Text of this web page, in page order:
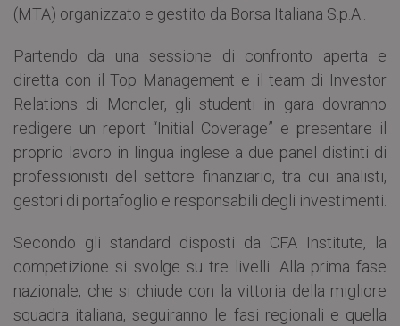
(MTA) organizzato e gestito da Borsa Italiana S.p.A..
Partendo da una sessione di confronto aperta e
diretta con il Top Management e il team di Investor
Relations di Moncler, gli studenti in gara dovranno
redigere un report “Initial Coverage” e presentare il
proprio lavoro in lingua inglese a due panel distinti di
professionisti del settore finanziario, tra cui analisti,
gestori di portafoglio e responsabili degli investimenti.
Secondo gli standard disposti da CFA Institute, la
competizione si svolge su tre livelli. Alla prima fase
nazionale, che si chiude con la vittoria della migliore
squadra italiana, seguiranno le fasi regionali e quella